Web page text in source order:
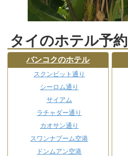
タイのホテル予約
バンコクのホテル
スクンビット通り
シーロム通り
サイアム
ラチャダー通り
カオサン通り
スワンナプーム空港
ドンムアン空港